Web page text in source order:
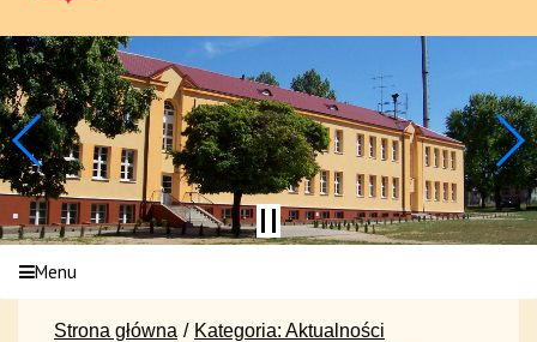
Menu
Strona główna
Kategoria: Aktualności